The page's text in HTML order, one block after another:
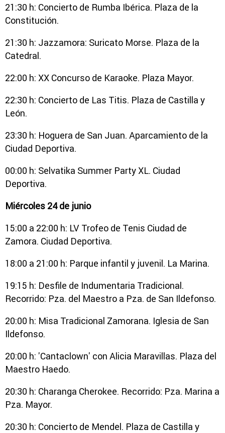
21:30 h: Concierto de Rumba Ibérica. Plaza de la
Constitución.
21:30 h: Jazzamora: Suricato Morse. Plaza de la
Catedral.
22:00 h: XX Concurso de Karaoke. Plaza Mayor.
22:30 h: Concierto de Las Titis. Plaza de Castilla y
León.
23:30 h: Hoguera de San Juan. Aparcamiento de la
Ciudad Deportiva.
00:00 h: Selvatika Summer Party XL. Ciudad
Deportiva.
Miércoles 24 de junio
15:00 a 22:00 h: LV Trofeo de Tenis Ciudad de
Zamora. Ciudad Deportiva.
18:00 a 21:00 h: Parque infantil y juvenil. La Marina.
19:15 h: Desfile de Indumentaria Tradicional.
Recorrido: Pza. del Maestro a Pza. de San Ildefonso.
20:00 h: Misa Tradicional Zamorana. Iglesia de San
Ildefonso.
20:00 h: 'Cantaclown' con Alicia Maravillas. Plaza del
Maestro Haedo.
20:30 h: Charanga Cherokee. Recorrido: Pza. Marina a
Pza. Mayor.
20:30 h: Concierto de Mendel. Plaza de Castilla y